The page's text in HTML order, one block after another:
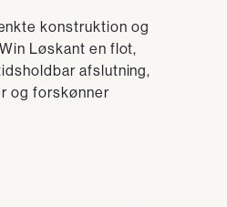
konstruktion og
Løskant en flot,
afslutning,
og forskønner